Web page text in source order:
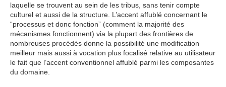
laquelle se trouvent au sein de les tribus, sans tenir compte
culturel et aussi de la structure. L’accent affublé concernant le
“processus et donc fonction” (comment la majorité des
mécanismes fonctionnent) via la plupart des frontières de
nombreuses procédés donne la possibilité une modification
meilleur mais aussi à vocation plus focalisé relative au utilisateur
le fait que l’accent conventionnel affublé parmi les composantes
du domaine.